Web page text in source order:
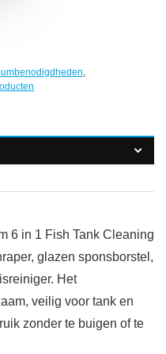
,
6 in 1 Fish Tank Cleaning
glazen sponsborstel,
Het
veilig voor tank en
zonder te buigen of te